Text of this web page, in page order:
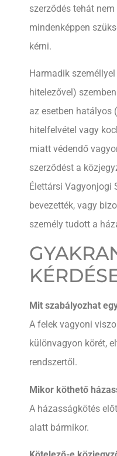
szerződés tehát
mindenképpen
kérni.
Harmadik
hitelezővel)
az esetben hatályos
hitelfelvétel vagy
miatt védendő
szerződést a
Élettársi Vagyonjogi
bevezették, vagy
személy tudott a
Mit szabályozhat
A felek vagyoni
különvagyon körét,
rendszertől.
Mikor köthető
A házasságkötés
alatt bármikor.